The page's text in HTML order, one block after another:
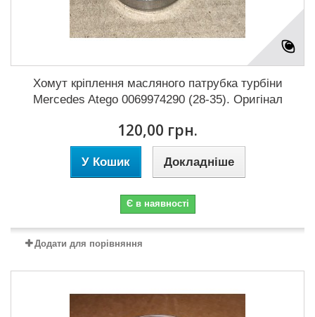
Хомут кріплення масляного патрубка турбіни
Mercedes Atego 0069974290 (28-35). Оригінал
120,00 грн.
У Кошик Докладніше
Є в наявності
Додати для порівняння